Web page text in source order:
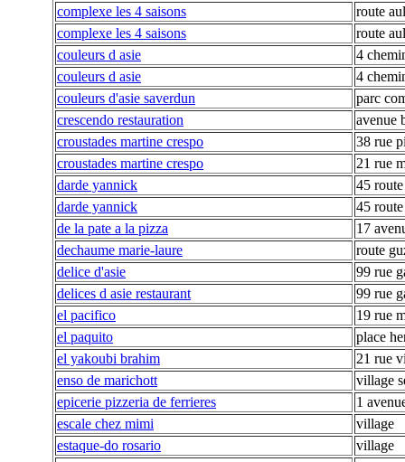
complexe les 4 saisons
route
complexe les 4 saisons
route
couleurs d asie
4
couleurs d asie
4
couleurs d'asie saverdun
parc
crescendo restauration
avenue
croustades martine crespo
38 rue
croustades martine crespo
21 rue
darde yannick
45
darde yannick
45
de la pate a la pizza
17
dechaume marie-laure
route
delice d'asie
99 rue
delices d asie restaurant
99 rue
el pacifico
19 rue
el paquito
place
el yakoubi brahim
21 rue
enso de marichott
village
epicerie pizzeria de ferrieres
1
escale chez mimi
village
estaque-do rosario
village